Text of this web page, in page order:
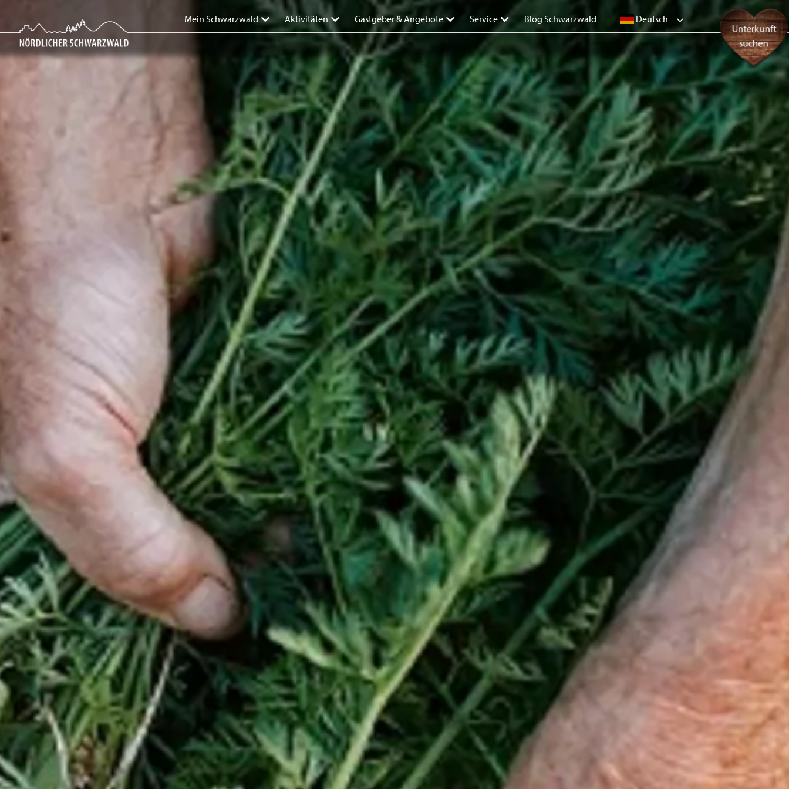
content
Unterkunft
suchen
Mein Schwarzwald Aktivitäten Gastgeber & Angebote Service Blog Schwarzwald Deutsch